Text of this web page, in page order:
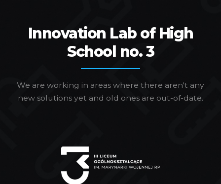
Innovation Lab of High
School no. 3
We are working in areas where there aren't any
new solutions yet and old ones are out-of-date.